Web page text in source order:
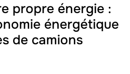
propre énergie :
énergétique
de camions